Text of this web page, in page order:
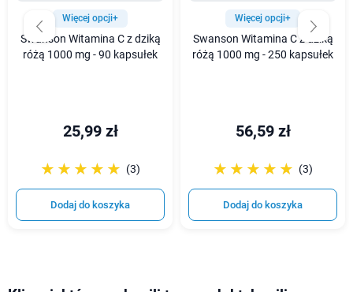
Więcej opcji+
Swanson Witamina C z dziką
różą 1000 mg - 90 kapsułek
25,99 zł
☆☆☆☆☆
★★★★★ (3)
Dodaj do koszyka
Więcej opcji+
Swanson Witamina C z dziką
różą 1000 mg - 250 kapsułek
56,59 zł
☆☆☆☆☆
★★★★★ (3)
Dodaj do koszyka